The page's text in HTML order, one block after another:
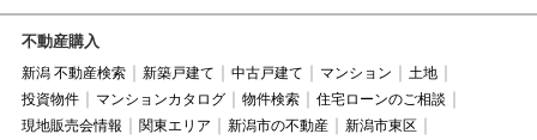
不動産購入
新潟 不動産検索 新築戸建て 中古戸建て マンション
土地
投資物件
マンションカタログ 物件検索
住宅ローンのご相談
現地販売会情報
関東エリア 新潟市の不動産
新潟市東区